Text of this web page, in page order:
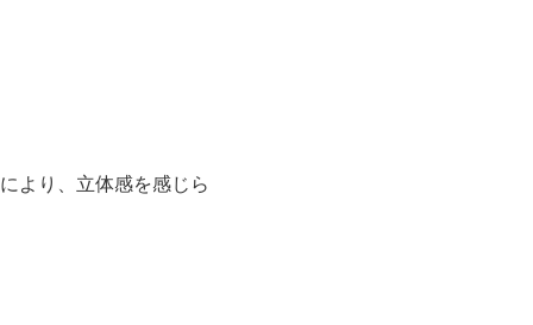
より、立体感を感じら